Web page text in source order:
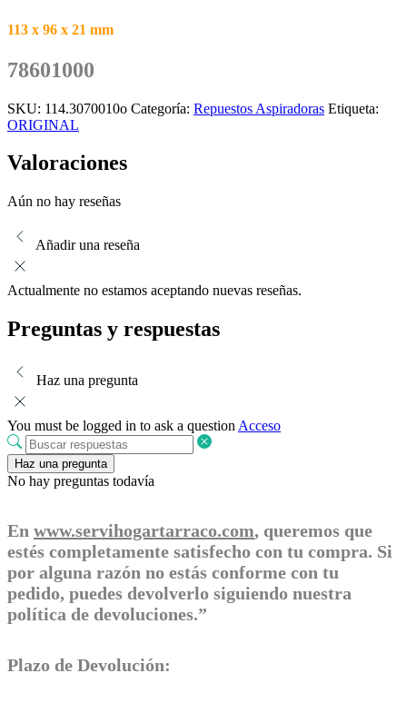
113 x 96 x 21 mm
78601000
SKU: 114.3070010o Categoría: Repuestos Aspiradoras Etiqueta:
ORIGINAL
Valoraciones
Aún no hay reseñas
Añadir una reseña
Actualmente no estamos aceptando nuevas reseñas.
Preguntas y respuestas
Haz una pregunta
You must be logged in to ask a question Acceso
Haz una pregunta
No hay preguntas todavía
En www.servihogartarraco.com, queremos que
estés completamente satisfecho con tu compra. Si
por alguna razón no estás conforme con tu
pedido, puedes devolverlo siguiendo nuestra
política de devoluciones.”
Plazo de Devolución: